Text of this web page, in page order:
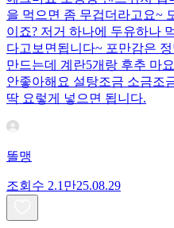
을 먹으면 좀 무겁더라고요~
이죠? 저거 하나에 두유하나
다고보면됩니다~ 포만감은
만드는데 계란5개랑 후추 마
안좋아해요 설탕조금 소금조
딱 요렇게 넣으면 됩니다.
똘맹
조회수 2.1만25.08.29